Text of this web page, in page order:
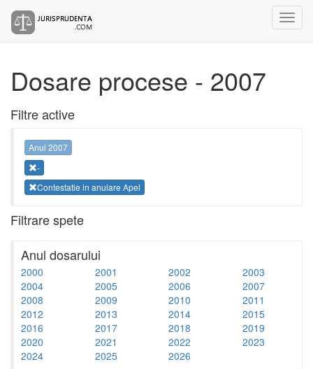
Dosare procese - 2007
Filtre active
Anul 2007
-
Contestatie in anulare Apel
Filtrare spete
Anul dosarului
2000 2001 2002
2003
2004
2005 2006
2007
2008
2009 2010
2011
2012
2013 2014
2015
2016
2017 2018
2019
2020
2021 2022
2023
2024
2025 2026